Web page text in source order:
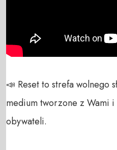
📣 Reset to strefa wolnego
medium tworzone z Wami
obywateli.